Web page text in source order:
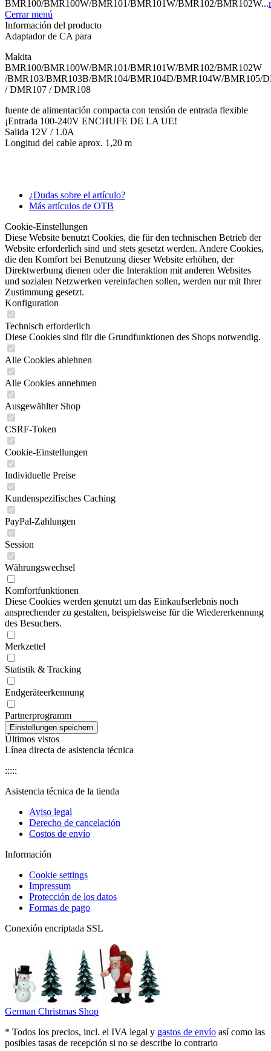
BMR100/BMR100W/BMR101/BMR101W/BMR102/BMR102W...
Cerrar menú
Información del producto
Adaptador de CA para
Makita
BMR100/BMR100W/BMR101/BMR101W/BMR102/BMR102W
/BMR103/BMR103B/BMR104/BMR104D/BMR104W/BMR105/
/ DMR107 / DMR108
fuente de alimentación compacta con tensión de entrada flexible
¡Entrada 100-240V ENCHUFE DE LA UE!
Salida 12V / 1.0A
Longitud del cable aprox. 1,20 m
¿Dudas sobre el artículo?
Más artículos de OTB
Cookie-Einstellungen
Diese Website benutzt Cookies, die für den technischen Betrieb der
Website erforderlich sind und stets gesetzt werden. Andere Cookies,
die den Komfort bei Benutzung dieser Website erhöhen, der
Direktwerbung dienen oder die Interaktion mit anderen Websites
und sozialen Netzwerken vereinfachen sollen, werden nur mit Ihrer
Zustimmung gesetzt.
Konfiguration
Technisch erforderlich
Diese Cookies sind für die Grundfunktionen des Shops notwendig.
Alle Cookies ablehnen
Alle Cookies annehmen
Ausgewählter Shop
CSRF-Token
Cookie-Einstellungen
Individuelle Preise
Kundenspezifisches Caching
PayPal-Zahlungen
Session
Währungswechsel
Komfortfunktionen
Diese Cookies werden genutzt um das Einkaufserlebnis noch
ansprechender zu gestalten, beispielsweise für die Wiedererkennung
des Besuchers.
Merkzettel
Statistik & Tracking
Endgeräteerkennung
Partnerprogramm
Últimos vistos
Línea directa de asistencia técnica
:::::
Asistencia técnica de la tienda
Aviso legal
Derecho de cancelación
Costos de envío
Información
Cookie settings
Impressum
Protección de los datos
Formas de pago
Conexión encriptada SSL
German Christmas Shop
* Todos los precios, incl. el IVA legal y gastos de envío así como las
posibles tasas de recepción si no se describe lo contrario